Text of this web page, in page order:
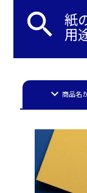
search 紙
用
keyboard_arrow_down 商品名